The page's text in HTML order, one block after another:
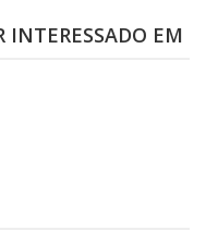
INTERESSADO EM